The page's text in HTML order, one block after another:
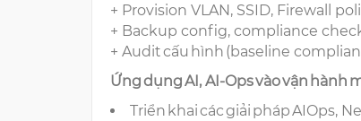
+ Provision VLAN, SSID, Firewall
+ Backup config, compliance
+ Audit cấu hình (baseline
Ứng dụng AI, AI-Ops vào vận hành
Triển khai các giải pháp AIOps,